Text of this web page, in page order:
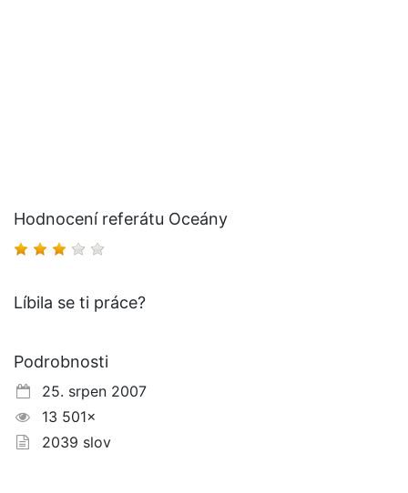
Hodnocení referátu Oceány
Líbila se ti práce?
Podrobnosti
25. srpen 2007
13 501×
2039 slov